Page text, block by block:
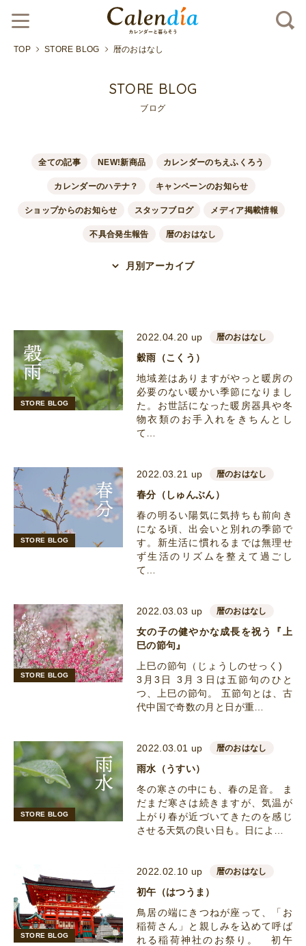
TOP STORE BLOG 暦のおはなし
STORE BLOG
ブログ
全ての記事 NEW!新商品 カレンダーのちえふくろう
カレンダーのハテナ？ キャンペーンのお知らせ
ショップからのお知らせ スタッフブログ メディア掲載情報
不具合発生報告 暦のおはなし
月別アーカイブ
STORE BLOG
2022.04.20 up 暦のおはなし
穀雨（こくう）
地域差はありますがやっと暖房の
必要のない暖かい季節になりまし
た。お世話になった暖房器具や冬
物衣類のお手入れをきちんとし
て…
STORE BLOG
2022.03.21 up 暦のおはなし
春分（しゅんぶん）
春の明るい陽気に気持ちも前向き
になる頃、出会いと別れの季節で
す。新生活に慣れるまでは無理せ
ず生活のリズムを整えて過ごし
て…
STORE BLOG
2022.03.03 up 暦のおはなし
女の子の健やかな成長を祝う『上
巳の節句』
上巳の節句（じょうしのせっく)
3月3日 3月３日は五節句のひと
つ、上巳の節句。 五節句とは、古
代中国で奇数の月と日が重…
STORE BLOG
2022.03.01 up 暦のおはなし
雨水（うすい）
冬の寒さの中にも、春の足音。 ま
だまだ寒さは続きますが、気温が
上がり春が近づいてきたのを感じ
させる天気の良い日も。日によ…
STORE BLOG
2022.02.10 up 暦のおはなし
初午（はつうま）
鳥居の端にきつねが座って、「お
稲荷さん」と親しみを込めて呼ば
れる稲荷神社のお祭り。 初午